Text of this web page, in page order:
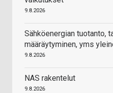
9.8.2026
Sähköenergian tuotanto,
määräytyminen, yms
9.8.2026
NAS rakentelut
9.8.2026